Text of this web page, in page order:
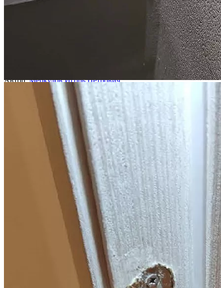
Юрист "Двитекс" в эфире Пятого канала: обсуждаем
законопроект по введению адвокатской монополии в судах
Автор:Меркулов Игорь Петрович
2 сентября 2024
Читать статью
Юрист "Двитекс" в эфире канала РБК: обсуждаем судебную
практику по 214-ФЗ
Кашаев Максим Павлович
Застройщикам снизили неустойки. Как покупателям
компенсируют дефекты
Супряга Жанна Викторовна
2 сентября 2024
Вызовет ли закон о повестках волну миграции и как повлияет
на тех, кто уже уехал
Кигинько Дмитрий Валентинович